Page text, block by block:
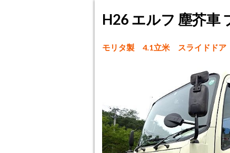
H26 エルフ 塵芥車
モリタ製 4.1立米 スライドドア